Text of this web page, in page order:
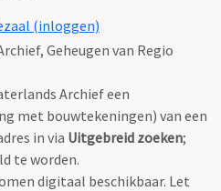
(inloggen)
Geheugen van Regio
Archief een
met bouwtekeningen) van een
in via Uitgebreid zoeken;
te worden.
digitaal beschikbaar. Let